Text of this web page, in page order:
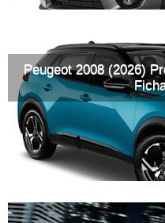
Peugeot 2008 (2026)